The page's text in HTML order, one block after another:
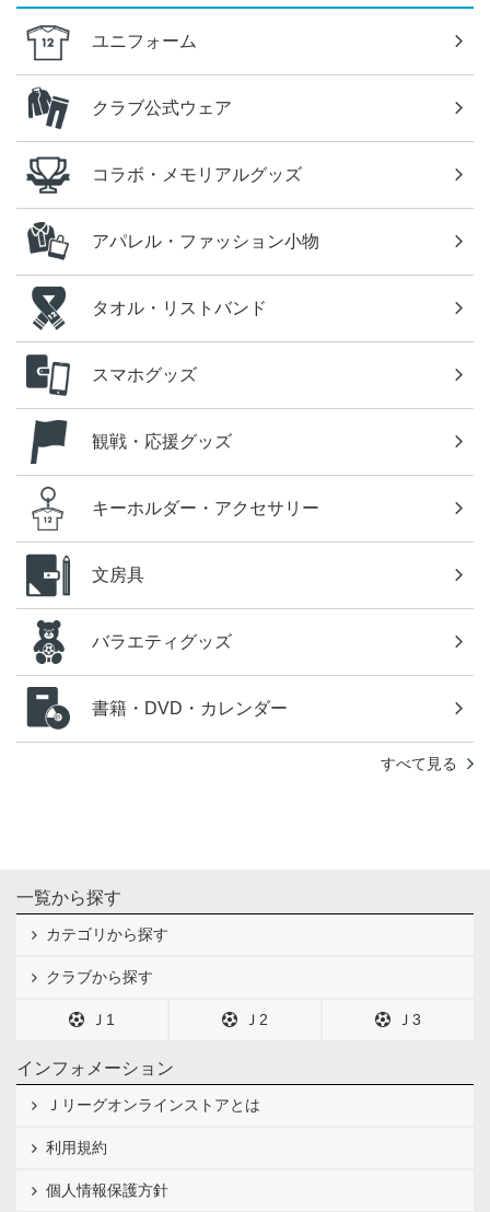
ユニフォーム
クラブ公式ウェア
コラボ・メモリアルグッズ
アパレル・ファッション小物
タオル・リストバンド
スマホグッズ
観戦・応援グッズ
キーホルダー・アクセサリー
文房具
バラエティグッズ
書籍・DVD・カレンダー
すべて見る
一覧から探す
カテゴリから探す
クラブから探す
Ｊ1 Ｊ2 Ｊ3
インフォメーション
Ｊリーグオンラインストアとは
利用規約
個人情報保護方針